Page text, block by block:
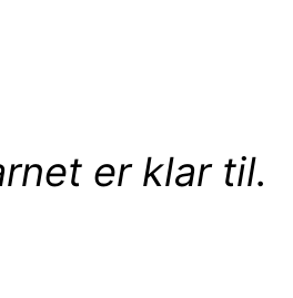
er klar til.